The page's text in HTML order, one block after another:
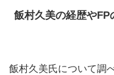
飯村久美の経歴やFP
飯村久美氏について調